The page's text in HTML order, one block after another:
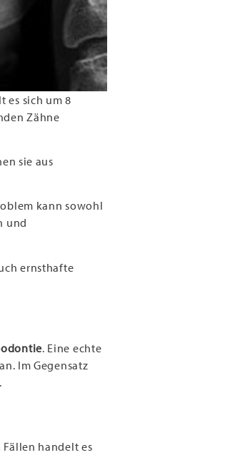
es sich um 8
Zähne
sie aus
kann sowohl
und
ernsthafte
. Eine echte
Im Gegensatz
handelt es